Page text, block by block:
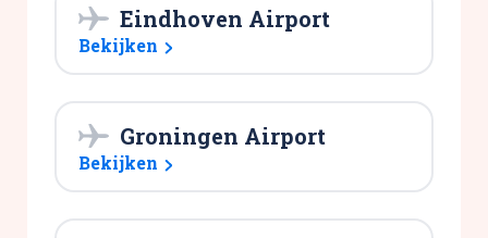
Eindhoven Airport
Bekijken
Groningen Airport
Bekijken